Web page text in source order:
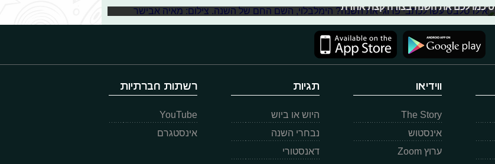
סיכמו לכם את השנה בצורה קצת אחרת
ווידיאו
The Story
אינסטוש
ערוץ Zoom
תגיות
היוש או ביוש
נבחרי השנה
דאנסטורי
רשתות חברתיות
YouTube
אינסטגרם